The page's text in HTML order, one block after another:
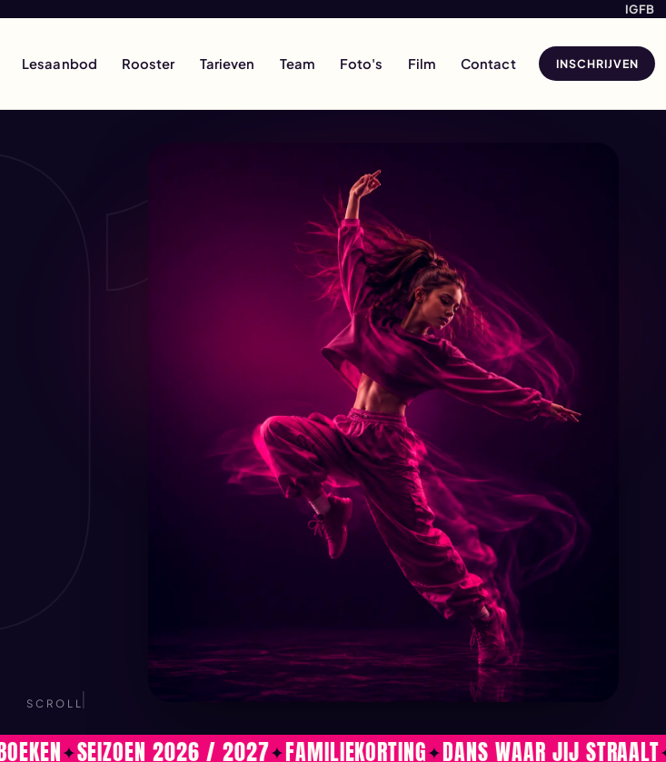
IGFB
Lesaanbod Rooster Tarieven Team Foto's Film Contact INSCHRIJVEN
SCROLL
SEIZOEN 2026 / 2027 FAMILIEKORTING DANS WAAR JIJ STRAALT